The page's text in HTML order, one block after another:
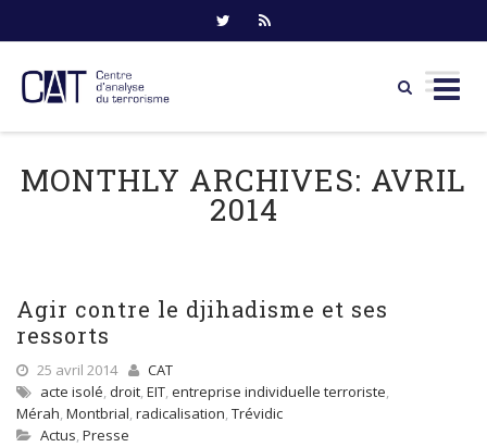
content
MONTHLY ARCHIVES: AVRIL
2014
Agir contre le djihadisme et ses
ressorts
25 avril 2014
CAT
acte isolé, droit, EIT, entreprise individuelle terroriste,
Mérah, Montbrial, radicalisation, Trévidic
Actus, Presse